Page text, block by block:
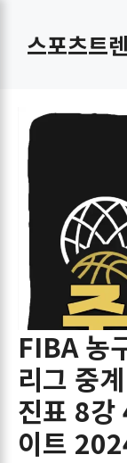
스포츠트
FIBA 농
리그 중
진표 8강
이트